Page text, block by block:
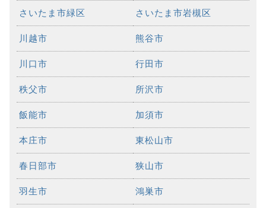
さいたま市緑区 さいたま市岩槻区
川越市 熊谷市
川口市 行田市
秩父市 所沢市
飯能市 加須市
本庄市 東松山市
春日部市 狭山市
羽生市 鴻巣市